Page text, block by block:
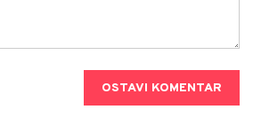
OSTAVI KOMENTAR